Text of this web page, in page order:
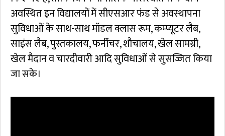
अवस्थित इन विद्यालयों में सीएसआर फंड से अवस्थापना
सुविधाओं के साथ-साथ मॉडल क्लास रूम, कम्प्यूटर लैब,
साइंस लैब, पुस्तकालय, फर्नीचर, शौचालय, खेल सामग्री,
खेल मैदान व चारदीवारी आदि सुविधाओं से सुसज्जित किया
जा सके।